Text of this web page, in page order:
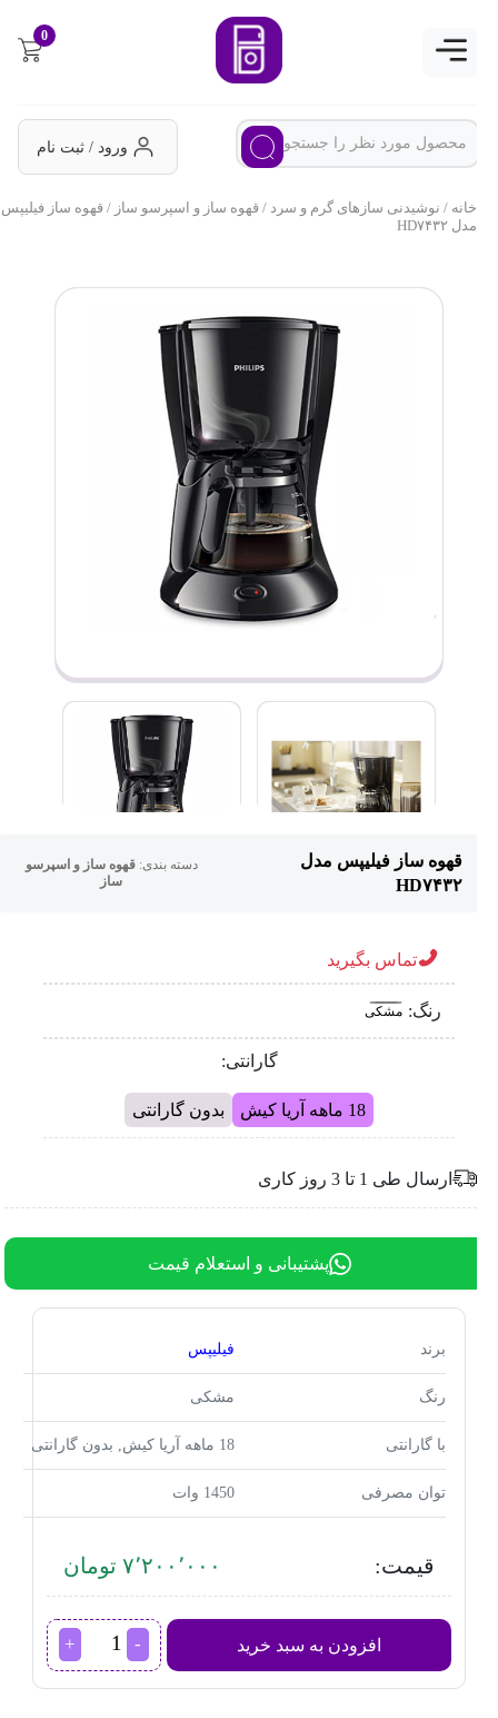
ورود / ثبت نام
خانه/نوشیدنی سازهای گرم و سرد/ قهوه ساز و اسپرسو ساز/ قهوه ساز فیلیپس
مدل HD۷۴۳۲
قهوه ساز فیلیپس مدل
HD۷۴۳۲
دسته بندی:قهوه ساز و اسپرسو
ساز
تماس بگیرید
رنگ: مشکی
گارانتی:
بدون گارانتی
ارسال طی 1 تا 3 روز کاری
پشتیبانی و استعلام قیمت
برند فیلیپس
رنگ مشکی
با گارانتی
توان مصرفی 1450 وات
قیمت: ۷٬۲۰۰٬۰۰۰ تومان
افزودن به سبد خرید
قهوه
ساز